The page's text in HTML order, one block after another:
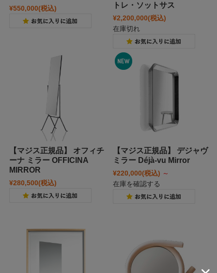
¥550,000(税込)
トレ・ソットサス
¥2,200,000(税込)
在庫切れ
【マジス正規品】 オフィチ
ーナ ミラー OFFICINA
MIRROR
¥280,500(税込)
【マジス正規品】 デジャヴ
ミラー Déjà-vu Mirror
¥220,000(税込) ～
在庫を確認する